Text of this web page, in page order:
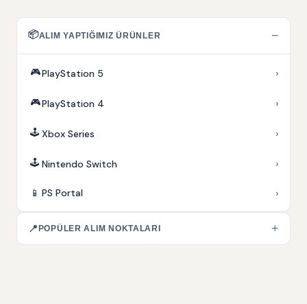
📦ALIM YAPTIĞIMIZ ÜRÜNLER −
🎮PlayStation 5 ›
🎮PlayStation 4 ›
🕹️ Xbox Series ›
🕹️ Nintendo Switch ›
📱 PS Portal ›
📍 POPÜLER ALIM NOKTALARI +